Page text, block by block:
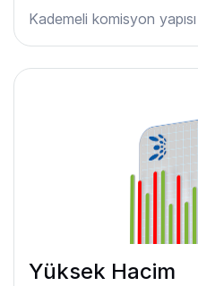
Kademeli komisyon
Yüksek Hacim